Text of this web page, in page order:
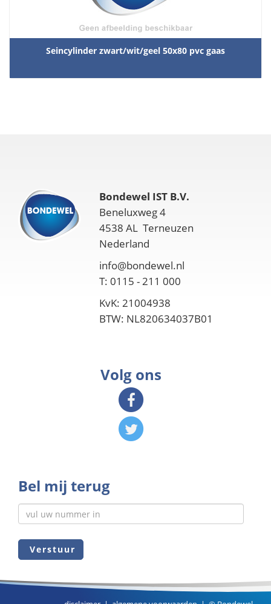
Seincylinder zwart/wit/geel 50x80 pvc gaas
Bondewel IST B.V.
Beneluxweg 4
4538 AL Terneuzen
Nederland
info@bondewel.nl
T: 0115 - 211 000
KvK: 21004938
BTW: NL820634037B01
Volg ons
Bel mij terug
Verstuur